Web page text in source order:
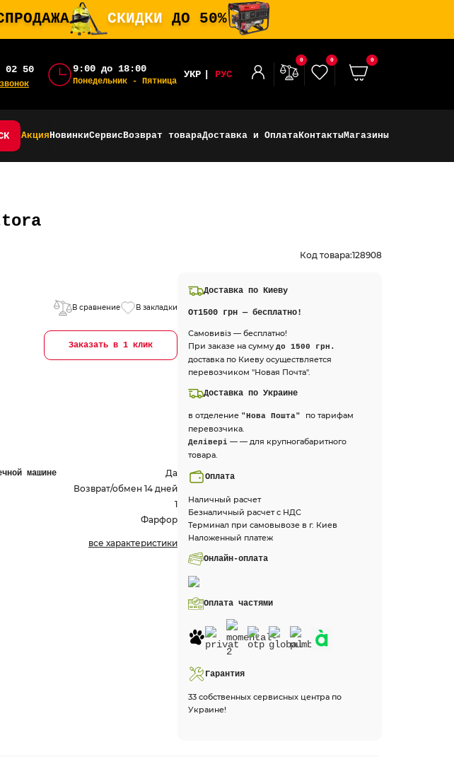
СКИДКИ ДО 50%
02 50 9:00 до 18:00
Понедельник - Пятница
УКР РУС
0 0 0
АкцияНовинкиСервисВозврат товараДоставка и ОплатаКонтактыМагазины
Код товара:128908
В сравнение В закладки
Заказать в 1 клик
машине Да
Возврат/обмен 14 дней
1
Фарфор
все характеристики
Доставка по Киеву
От1500 грн — бесплатно!
Самовивіз — бесплатно!
При заказе на сумму до 1500 грн.
доставка по Киеву осуществляется
перевозчиком "Новая Почта".
Доставка по Украине
в отделение "Нова Пошта" по тарифам
перевозчика.
Делівері— — для крупногабаритного
товара.
Оплата
Наличный расчет
Безналичный расчет с НДС
Терминал при самовывозе в г. Киев
Наложенный платеж
Онлайн-оплата
Оплата частями
Гарантия
33 собственных сервисных центра по
Украине!